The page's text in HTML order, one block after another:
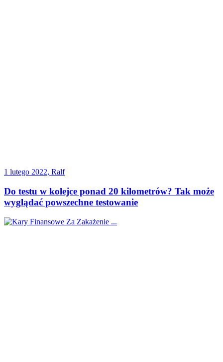
1 lutego 2022, Ralf
Do testu w kolejce ponad 20 kilometrów? Tak może
wyglądać powszechne testowanie